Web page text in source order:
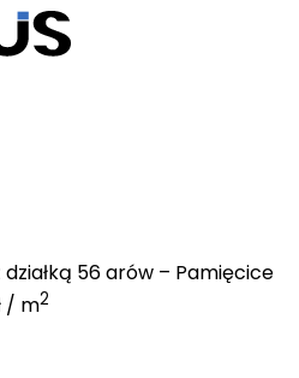
działką 56 arów – Pamięcice
/ m2